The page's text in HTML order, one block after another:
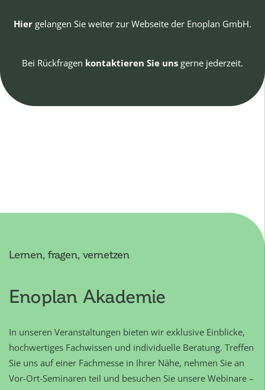
Hier gelangen Sie weiter zur Webseite der Enoplan GmbH.
Bei Rückfragen kontaktieren Sie uns gerne jederzeit.
Lernen, fragen, vernetzen
Enoplan Akademie
In unseren Veranstaltungen bieten wir exklusive Einblicke,
hochwertiges Fachwissen und individuelle Beratung. Treffen
Sie uns auf einer Fachmesse in Ihrer Nähe, nehmen Sie an
Vor-Ort-Seminaren teil und besuchen Sie unsere Webinare –